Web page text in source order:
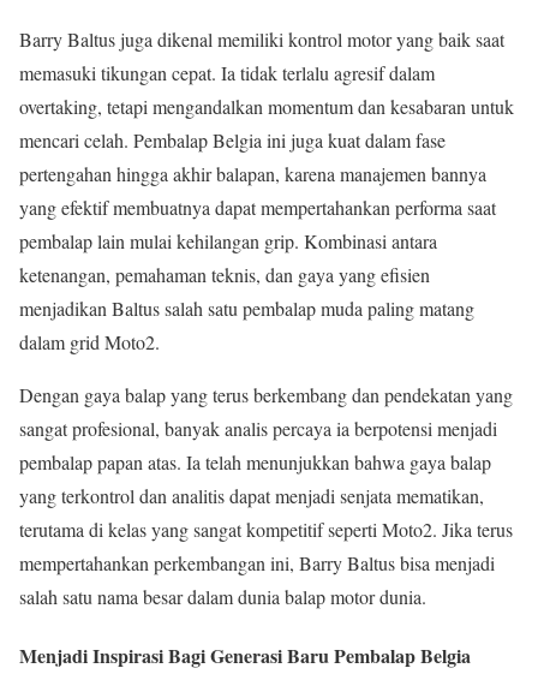
Barry Baltus juga dikenal memiliki kontrol motor yang baik saat
memasuki tikungan cepat. Ia tidak terlalu agresif dalam
overtaking, tetapi mengandalkan momentum dan kesabaran untuk
mencari celah. Pembalap Belgia ini juga kuat dalam fase
pertengahan hingga akhir balapan, karena manajemen bannya
yang efektif membuatnya dapat mempertahankan performa saat
pembalap lain mulai kehilangan grip. Kombinasi antara
ketenangan, pemahaman teknis, dan gaya yang efisien
menjadikan Baltus salah satu pembalap muda paling matang
dalam grid Moto2.
Dengan gaya balap yang terus berkembang dan pendekatan yang
sangat profesional, banyak analis percaya ia berpotensi menjadi
pembalap papan atas. Ia telah menunjukkan bahwa gaya balap
yang terkontrol dan analitis dapat menjadi senjata mematikan,
terutama di kelas yang sangat kompetitif seperti Moto2. Jika terus
mempertahankan perkembangan ini, Barry Baltus bisa menjadi
salah satu nama besar dalam dunia balap motor dunia.
Menjadi Inspirasi Bagi Generasi Baru Pembalap Belgia